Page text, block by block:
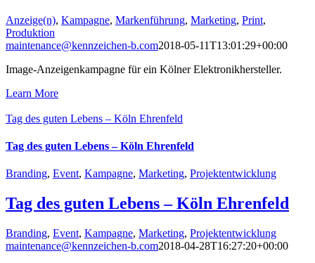
Anzeige(n), Kampagne, Markenführung, Marketing, Print,
Produktion
maintenance@kennzeichen-b.com2018-05-11T13:01:29+00:00
Image-Anzeigenkampagne für ein Kölner Elektronikhersteller.
Learn More
Tag des guten Lebens – Köln Ehrenfeld
Tag des guten Lebens – Köln Ehrenfeld
Branding, Event, Kampagne, Marketing, Projektentwicklung
Tag des guten Lebens – Köln Ehrenfeld
Branding, Event, Kampagne, Marketing, Projektentwicklung
maintenance@kennzeichen-b.com2018-04-28T16:27:20+00:00